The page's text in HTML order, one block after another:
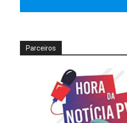
Parceiros